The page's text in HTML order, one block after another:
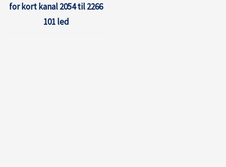
for kort kanal 2054 til 2266
101 led